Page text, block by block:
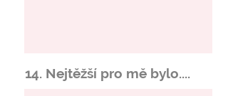
14. Nejtěžší pro mě bylo....